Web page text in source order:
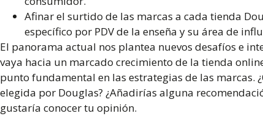
Afinar el surtido de las marcas a cada tienda
específico por PDV de la enseña y su área de
El panorama actual nos plantea nuevos desafíos e
vaya hacia un marcado crecimiento de la tienda
punto fundamental en las estrategias de las marcas.
elegida por Douglas? ¿Añadirías alguna
gustaría conocer tu opinión.